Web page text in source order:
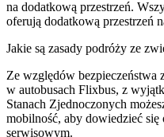
na dodatkową przestrzeń.
oferują dodatkową przestrzeń
Jakie są zasady podróży ze
Ze względów bezpieczeństwa
w autobusach Flixbus, z
Stanach Zjednoczonych
mobilność, aby dowiedzieć
serwisowym.